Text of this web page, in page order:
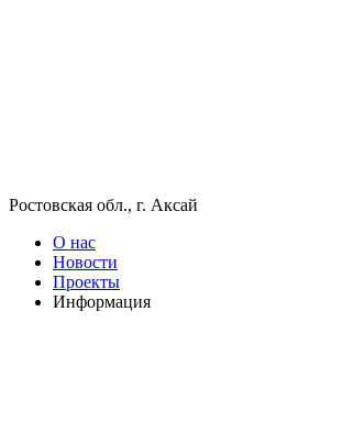
Ростовская обл., г. Аксай
О нас
Новости
Проекты
Информация